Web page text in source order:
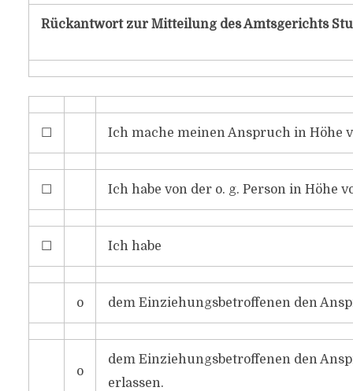
Rückantwort zur Mitteilung des Amtsgerichts
☐ Ich mache meinen Anspruch in Höhe
☐ Ich habe von der o. g. Person in Höhe
☐ Ich habe
o dem Einziehungsbetroffenen den
o
dem Einziehungsbetroffenen den
erlassen.